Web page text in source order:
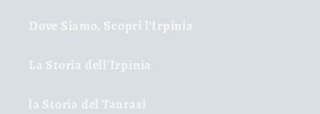
Dove Siamo, Scopri l'Irpinia
La Storia dell'Irpinia
la Storia del Taurasi